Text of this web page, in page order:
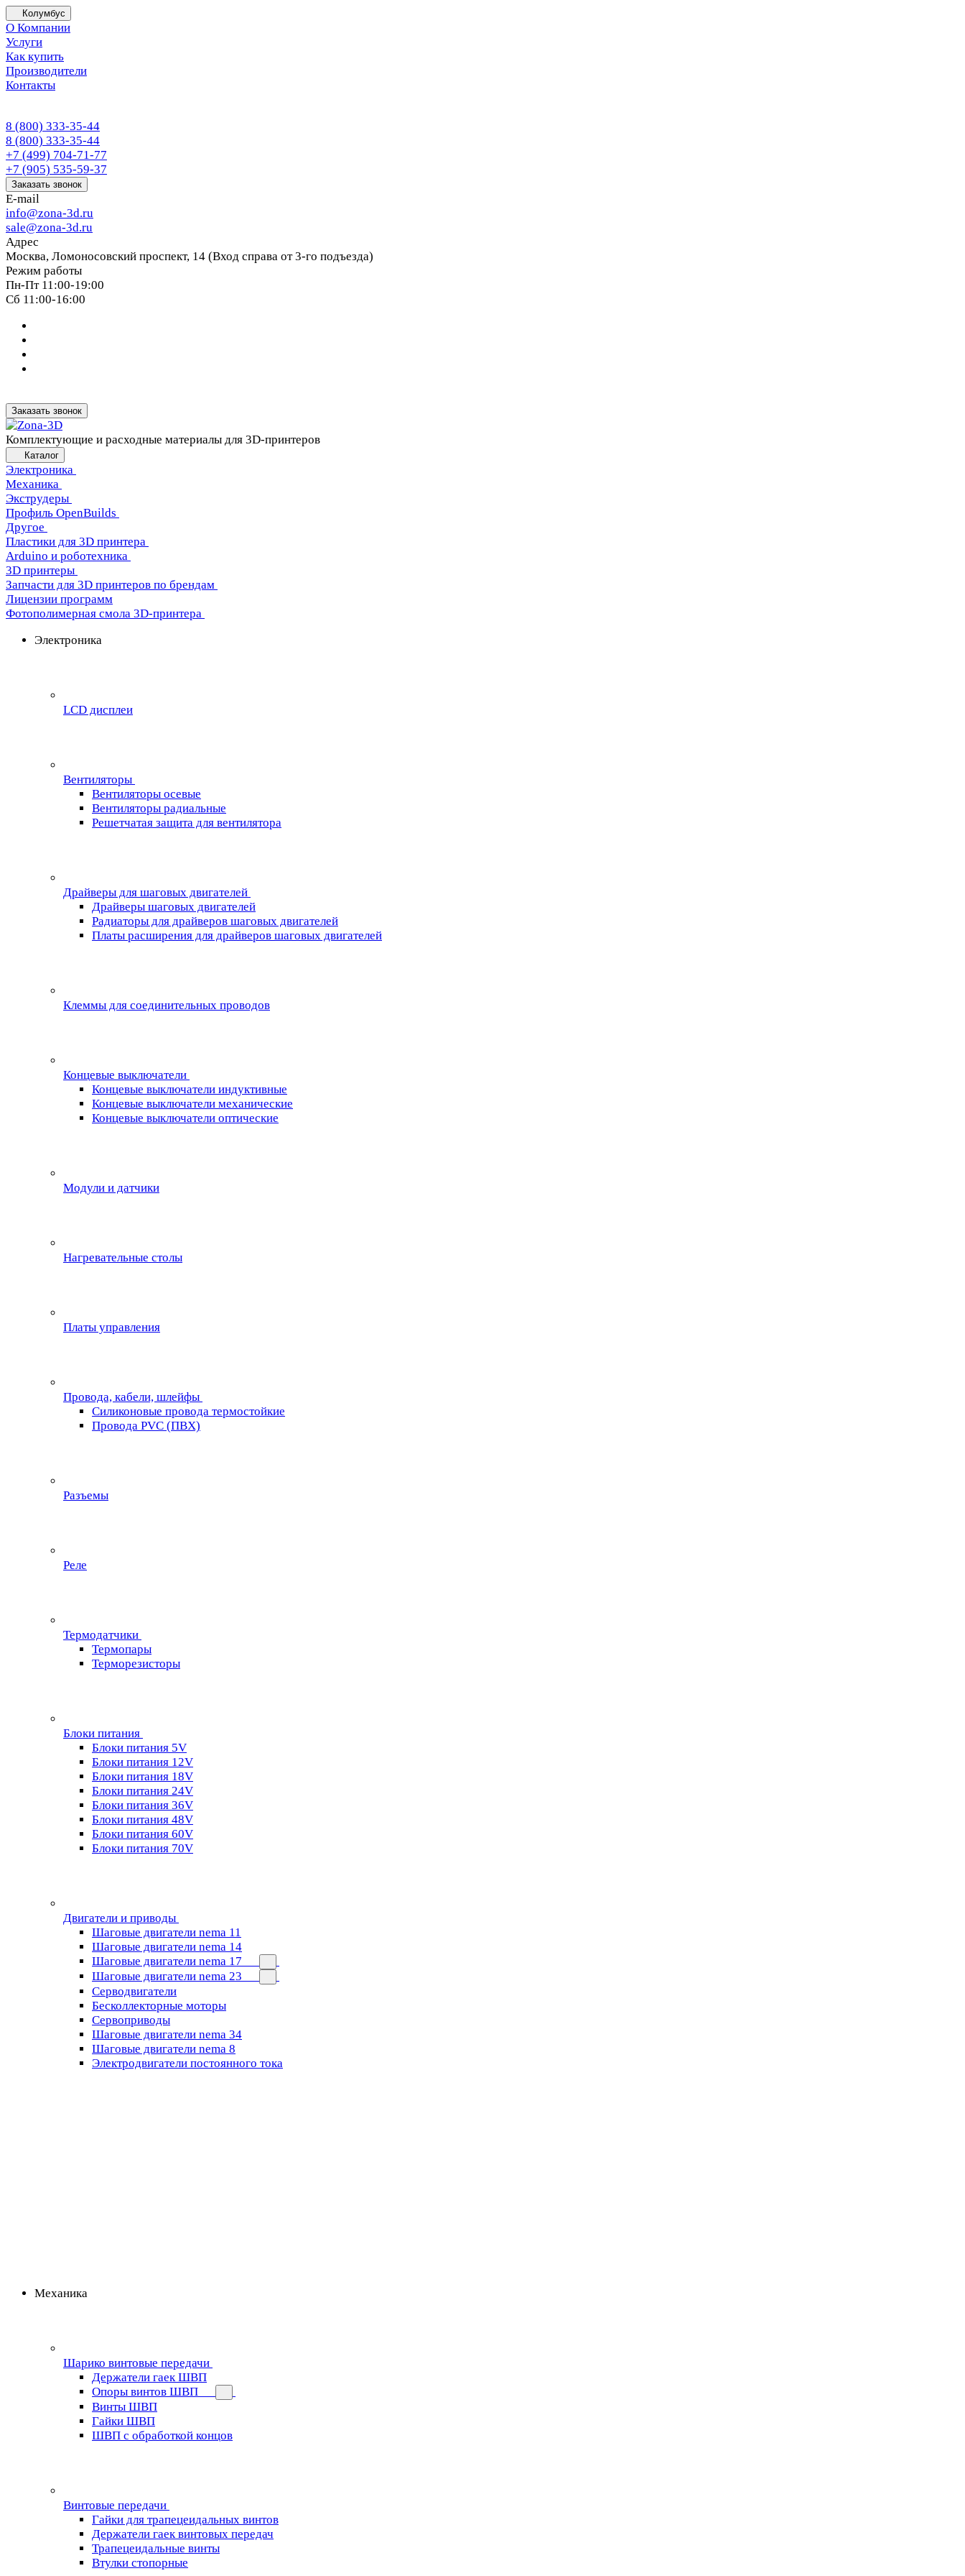
Колумбус
О Компании
Услуги
Как купить
Производители
Контакты
8 (800) 333-35-44
8 (800) 333-35-44
+7 (499) 704-71-77
+7 (905) 535-59-37
Заказать звонок
E-mail
info@zona-3d.ru
sale@zona-3d.ru
Адрес
Москва, Ломоносовский проспект, 14 (Вход справа от 3-го подъезда)
Режим работы
Пн-Пт 11:00-19:00
Сб 11:00-16:00
Заказать звонок
Комплектующие и расходные материалы для 3D-принтеров
Каталог
Электроника
Механика
Экструдеры
Профиль OpenBuilds
Другое
Пластики для 3D принтера
Arduino и роботехника
3D принтеры
Запчасти для 3D принтеров по брендам
Лицензии программ
Фотополимерная смола 3D-принтера
Электроника
LCD дисплеи
Вентиляторы
Вентиляторы осевые
Вентиляторы радиальные
Решетчатая защита для вентилятора
Драйверы для шаговых двигателей
Драйверы шаговых двигателей
Радиаторы для драйверов шаговых двигателей
Платы расширения для драйверов шаговых двигателей
Клеммы для соединительных проводов
Концевые выключатели
Концевые выключатели индуктивные
Концевые выключатели механические
Концевые выключатели оптические
Модули и датчики
Нагревательные столы
Платы управления
Провода, кабели, шлейфы
Силиконовые провода термостойкие
Провода PVC (ПВХ)
Разъемы
Реле
Термодатчики
Термопары
Терморезисторы
Блоки питания
Блоки питания 5V
Блоки питания 12V
Блоки питания 18V
Блоки питания 24V
Блоки питания 36V
Блоки питания 48V
Блоки питания 60V
Блоки питания 70V
Двигатели и приводы
Шаговые двигатели nema 11
Шаговые двигатели nema 14
Шаговые двигатели nema 17
Шаговые двигатели nema 23
Cерводвигатели
Бесколлекторные моторы
Сервоприводы
Шаговые двигатели nema 34
Шаговые двигатели nema 8
Электродвигатели постоянного тока
Механика
Шарико винтовые передачи
Держатели гаек ШВП
Опоры винтов ШВП
Винты ШВП
Гайки ШВП
ШВП с обработкой концов
Винтовые передачи
Гайки для трапецеидальных винтов
Держатели гаек винтовых передач
Трапецеидальные винты
Втулки стопорные